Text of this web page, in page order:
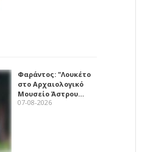
Φαράντος: "Λουκέτο
στο Αρχαιολογικό
Μουσείο Άστρου…
07-08-2026